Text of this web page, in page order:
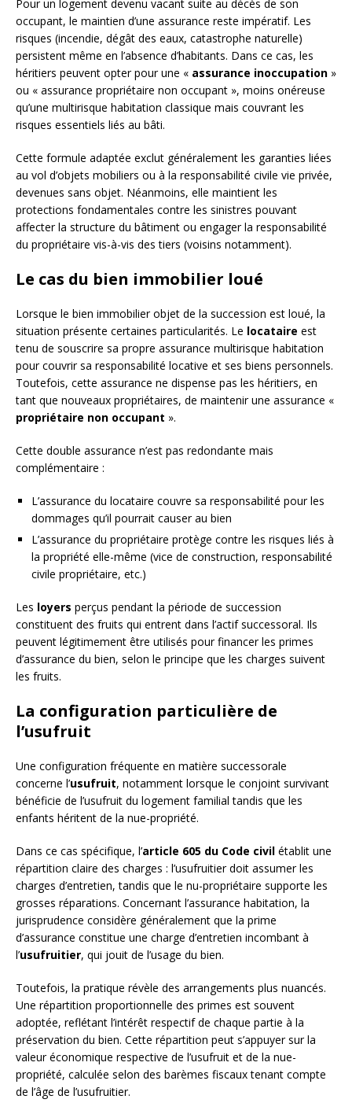
Pour un logement devenu vacant suite au décès de son
occupant, le maintien d’une assurance reste impératif. Les
risques (incendie, dégât des eaux, catastrophe naturelle)
persistent même en l’absence d’habitants. Dans ce cas, les
héritiers peuvent opter pour une « assurance inoccupation »
ou « assurance propriétaire non occupant », moins onéreuse
qu’une multirisque habitation classique mais couvrant les
risques essentiels liés au bâti.
Cette formule adaptée exclut généralement les garanties liées
au vol d’objets mobiliers ou à la responsabilité civile vie privée,
devenues sans objet. Néanmoins, elle maintient les
protections fondamentales contre les sinistres pouvant
affecter la structure du bâtiment ou engager la responsabilité
du propriétaire vis-à-vis des tiers (voisins notamment).
Le cas du bien immobilier loué
Lorsque le bien immobilier objet de la succession est loué, la
situation présente certaines particularités. Le locataire est
tenu de souscrire sa propre assurance multirisque habitation
pour couvrir sa responsabilité locative et ses biens personnels.
Toutefois, cette assurance ne dispense pas les héritiers, en
tant que nouveaux propriétaires, de maintenir une assurance «
propriétaire non occupant ».
Cette double assurance n’est pas redondante mais
complémentaire :
L’assurance du locataire couvre sa responsabilité pour les
dommages qu’il pourrait causer au bien
L’assurance du propriétaire protège contre les risques liés à
la propriété elle-même (vice de construction, responsabilité
civile propriétaire, etc.)
Les loyers perçus pendant la période de succession
constituent des fruits qui entrent dans l’actif successoral. Ils
peuvent légitimement être utilisés pour financer les primes
d’assurance du bien, selon le principe que les charges suivent
les fruits.
La configuration particulière de
l’usufruit
Une configuration fréquente en matière successorale
concerne l’usufruit, notamment lorsque le conjoint survivant
bénéficie de l’usufruit du logement familial tandis que les
enfants héritent de la nue-propriété.
Dans ce cas spécifique, l’article 605 du Code civil établit une
répartition claire des charges : l’usufruitier doit assumer les
charges d’entretien, tandis que le nu-propriétaire supporte les
grosses réparations. Concernant l’assurance habitation, la
jurisprudence considère généralement que la prime
d’assurance constitue une charge d’entretien incombant à
l’usufruitier, qui jouit de l’usage du bien.
Toutefois, la pratique révèle des arrangements plus nuancés.
Une répartition proportionnelle des primes est souvent
adoptée, reflétant l’intérêt respectif de chaque partie à la
préservation du bien. Cette répartition peut s’appuyer sur la
valeur économique respective de l’usufruit et de la nue-
propriété, calculée selon des barèmes fiscaux tenant compte
de l’âge de l’usufruitier.